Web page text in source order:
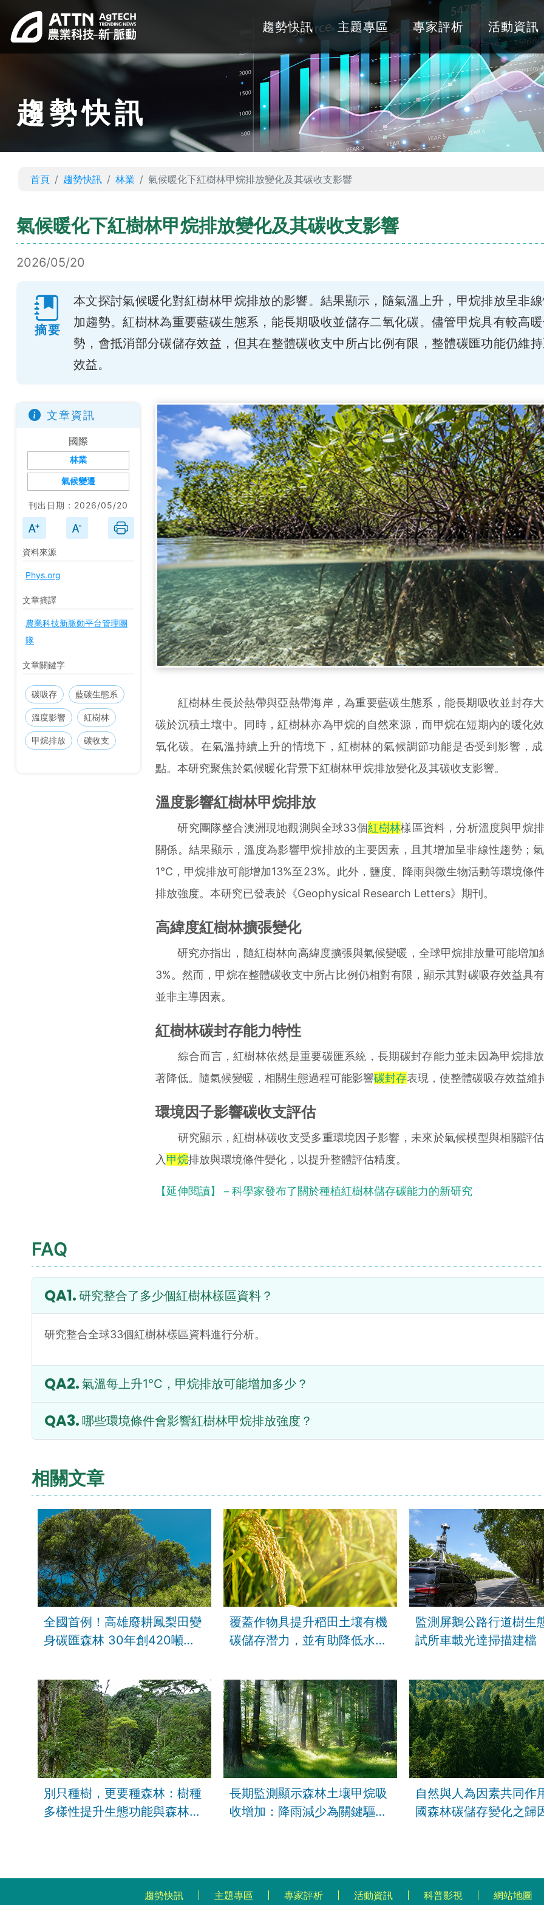
趨勢快訊 主題專區 專家評析 活動資訊
趨勢快訊
首頁 趨勢快訊 林業 氣候暖化下紅樹林甲烷排放變化及其碳收支影響
氣候暖化下紅樹林甲烷排放變化及其碳收支影響
2026/05/20
摘要
本文探討氣候暖化對紅樹林甲烷排放的影響。結果顯示，隨氣溫上升，甲烷排放呈非
加趨勢。紅樹林為重要藍碳生態系，能長期吸收並儲存二氧化碳。儘管甲烷具有較高
勢，會抵消部分碳儲存效益，但其在整體碳收支中所占比例有限，整體碳匯功能仍維
效益。
文章資訊
國際
林業
氣候變遷
刊出日期：2026/05/20
資料來源
Phys.org
文章摘譯
農業科技新脈動平台管理團
隊
文章關鍵字
碳吸存 藍碳生態系
溫度影響 紅樹林
甲烷排放 碳收支
紅樹林生長於熱帶與亞熱帶海岸，為重要藍碳生態系，能長期吸收並封存
碳於沉積土壤中。同時，紅樹林亦為甲烷的自然來源，而甲烷在短期內的暖化
氧化碳。在氣溫持續上升的情境下，紅樹林的氣候調節功能是否受到影響，
點。本研究聚焦於氣候暖化背景下紅樹林甲烷排放變化及其碳收支影響。
溫度影響紅樹林甲烷排放
研究團隊整合澳洲現地觀測與全球33個紅樹林樣區資料，分析溫度與甲烷
關係。結果顯示，溫度為影響甲烷排放的主要因素，且其增加呈非線性趨勢；
1°C，甲烷排放可能增加13%至23%。此外，鹽度、降雨與微生物活動等環境條
排放強度。本研究已發表於《Geophysical Research Letters》期刊。
高緯度紅樹林擴張變化
研究亦指出，隨紅樹林向高緯度擴張與氣候變暖，全球甲烷排放量可能增加
3%。然而，甲烷在整體碳收支中所占比例仍相對有限，顯示其對碳吸存效益具
並非主導因素。
紅樹林碳封存能力特性
綜合而言，紅樹林依然是重要碳匯系統，長期碳封存能力並未因為甲烷排
著降低。隨氣候變暖，相關生態過程可能影響碳封存表現，使整體碳吸存效益維
環境因子影響碳收支評估
研究顯示，紅樹林碳收支受多重環境因子影響，未來於氣候模型與相關評
入 甲烷排放與環境條件變化，以提升整體評估精度。
【延伸閱讀】－科學家發布了關於種植紅樹林儲存碳能力的新研究
FAQ
研究整合了多少個紅樹林樣區資料？
研究整合全球33個紅樹林樣區資料進行分析。
氣溫每上升1°C，甲烷排放可能增加多少？
哪些環境條件會影響紅樹林甲烷排放強度？
相關文章
全國首例！高雄廢耕鳳梨田變
身碳匯森林 30年創420噸碳
覆蓋作物具提升稻田土壤有機
碳儲存潛力，並有助降低水稻
監測屏鵝公路行道樹生
試所車載光達掃描建檔
別只種樹，更要種森林：樹種
多樣性提升生態功能與森林韌
長期監測顯示森林土壤甲烷吸
收增加：降雨減少為關鍵驅動
自然與人為因素共同作
國森林碳儲存變化之歸
趨勢快訊 主題專區 專家評析 活動資訊 科普影視 網站地圖